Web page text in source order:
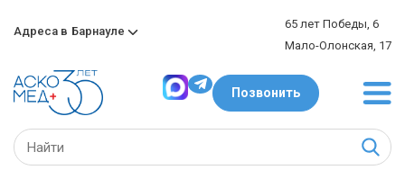
Адреса в Барнауле
65 лет Победы, 6
Мало-Олонская, 17
Позвонить